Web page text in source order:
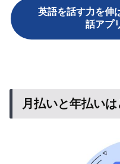
英語を話す力を伸
話アプ
月払いと年払い